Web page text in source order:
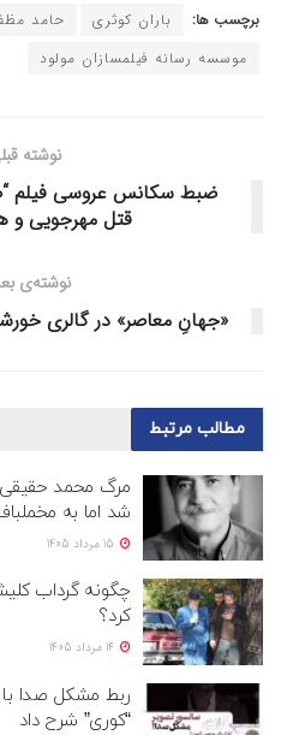
برچسب ها: باران کوثری حامد
موسسه رسانه فیلمسازان مولود
نوشته
ضبط سکانس عروسی فیلم
قتل مهرجویی و
نوشته‌ی
«جهانِ معاصر» در گالری
مطالب مرتبط
مرگ محمد حقیقی
شد اما به
چگونه گرداب
کرد؟
ربط مشکل صدا با
“کوری” شرح داد